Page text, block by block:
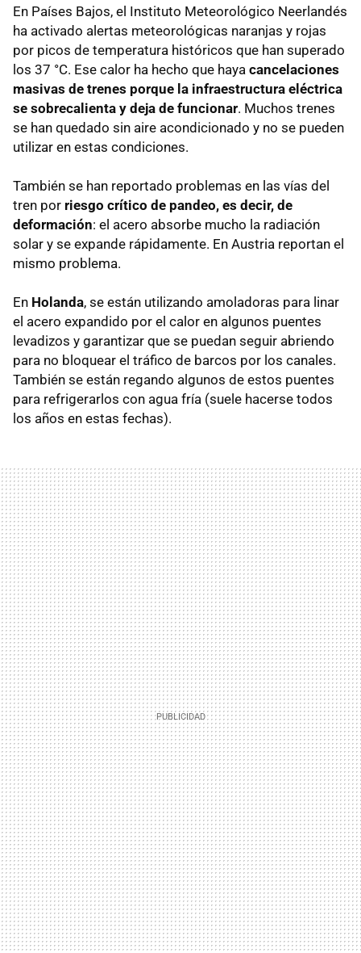
En Países Bajos, el Instituto Meteorológico Neerlandés
ha activado alertas meteorológicas naranjas y rojas
por picos de temperatura históricos que han superado
los 37 °C. Ese calor ha hecho que haya cancelaciones
masivas de trenes porque la infraestructura eléctrica
se sobrecalienta y deja de funcionar. Muchos trenes
se han quedado sin aire acondicionado y no se pueden
utilizar en estas condiciones.
También se han reportado problemas en las vías del
tren por riesgo crítico de pandeo, es decir, de
deformación: el acero absorbe mucho la radiación
solar y se expande rápidamente. En Austria reportan el
mismo problema.
En Holanda, se están utilizando amoladoras para linar
el acero expandido por el calor en algunos puentes
levadizos y garantizar que se puedan seguir abriendo
para no bloquear el tráfico de barcos por los canales.
También se están regando algunos de estos puentes
para refrigerarlos con agua fría (suele hacerse todos
los años en estas fechas).